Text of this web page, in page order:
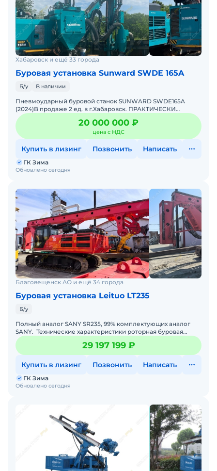
Хабаровск и ещё 33 города
Буровая установка Sunward SWDE 165A
Б/у В наличии
Пневмоударный буровой станок SUNWARD SWDE165A
(2024)В продаже 2 ед. в г.Хабаровск. ПРАКТИЧЕСКИ
НОВЫЙ! 2024 год выпускаМинимальная наработка – около
600 м
20 000 000 ₽
цена с НДС
Купить в лизинг Позвонить Написать
Обновлено сегодня
ГК Зима
Благовещенск АО и ещё 34 города
Буровая установка Leituo LT235
Б/у
Полный аналог SANY SR235, 99% комплектующих аналог
SANY. Технические характеристики роторная буровая
установка LEITUO LT235:• Год выпуска: 2023;&bul
29 197 199 ₽
Купить в лизинг Позвонить Написать
Обновлено сегодня
ГК Зима